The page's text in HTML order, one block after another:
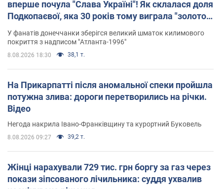
вперше почула "Слава Україні"! Як склалася доля
Подкопаєвої, яка 30 років тому виграла "золото"
Олімпіади
У фанатів донеччанки зберігся великий шматок килимового
покриття з надписом "Атланта-1996"
8.08.2026 18:30 38,1 т.
На Прикарпатті після аномальної спеки пройшла
потужна злива: дороги перетворились на річки.
Відео
Негода накрила Івано-Франківщину та курортний Буковель
8.08.2026 09:27 39,2 т.
Жінці нарахували 729 тис. грн боргу за газ через
покази зіпсованого лічильника: суддя ухвалив